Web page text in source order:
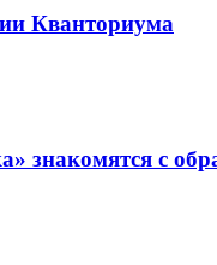
Кванториума
знакомятся с